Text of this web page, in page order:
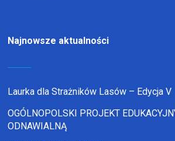
Najnowsze aktualności
Laurka dla Strażników Lasów – Edycja V
OGÓLNOPOLSKI PROJEKT
ODNAWIALNĄ